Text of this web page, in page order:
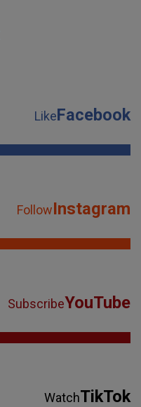
LikeFacebook
FollowInstagram
SubscribeYouTube
WatchTikTok